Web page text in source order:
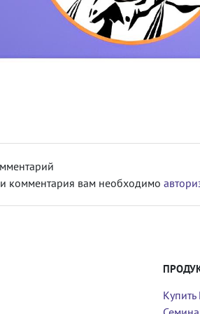
комментария вам необходимо